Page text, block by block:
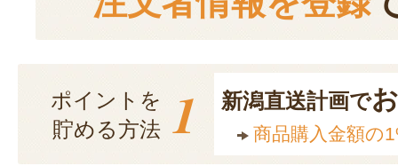
ポイントを
貯める方法 1 新潟直送計画で
商品購入金額の